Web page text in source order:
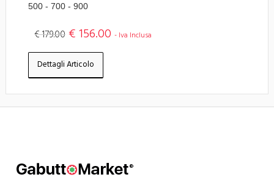
500 - 700 - 900
€ 179.00 € 156.00 - Iva Inclusa
Dettagli Articolo